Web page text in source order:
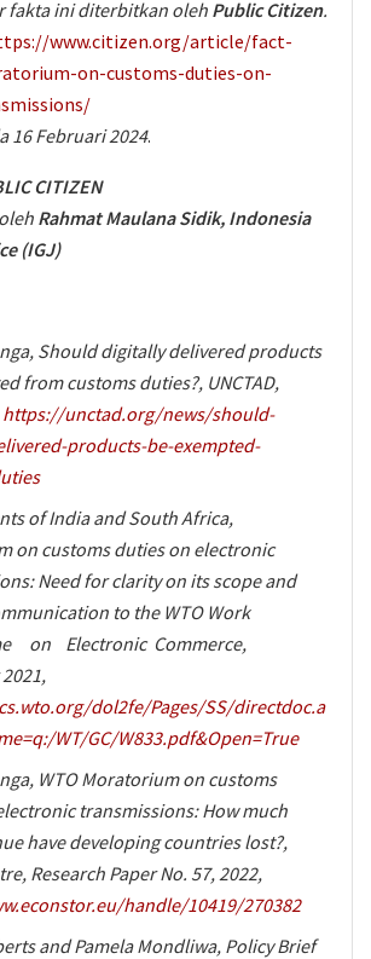
fakta ini diterbitkan oleh Public Citizen.
www.citizen.org/article/fact-
on-customs-duties-on-
16 Februari 2024.
CITIZEN
Rahmat Maulana Sidik, Indonesia
(IGJ)
Should digitally delivered products
from customs duties?, UNCTAD,
https://unctad.org/news/should-
products-be-exempted-
of India and South Africa,
on customs duties on electronic
Need for clarity on its scope and
to the WTO Work
on Electronic Commerce,
dol2fe/Pages/SS/directdoc.a
WT/GC/W833.pdf&Open=True
WTO Moratorium on customs
transmissions: How much
have developing countries lost?,
Research Paper No. 57, 2022,
handle/10419/270382
and Pamela Mondliwa, Policy Brief